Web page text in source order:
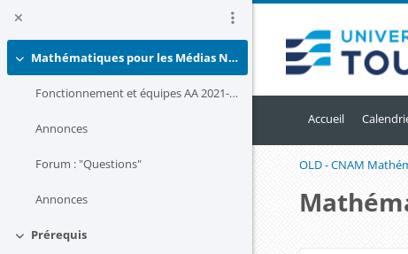
Replier
Mathématiques pour les Médias Numériques
Fonctionnement et équipes AA 2021-2022
Annonces
Forum : "Questions"
Annonces
Replier
Prérequis
Accueil
OLD - CNAM